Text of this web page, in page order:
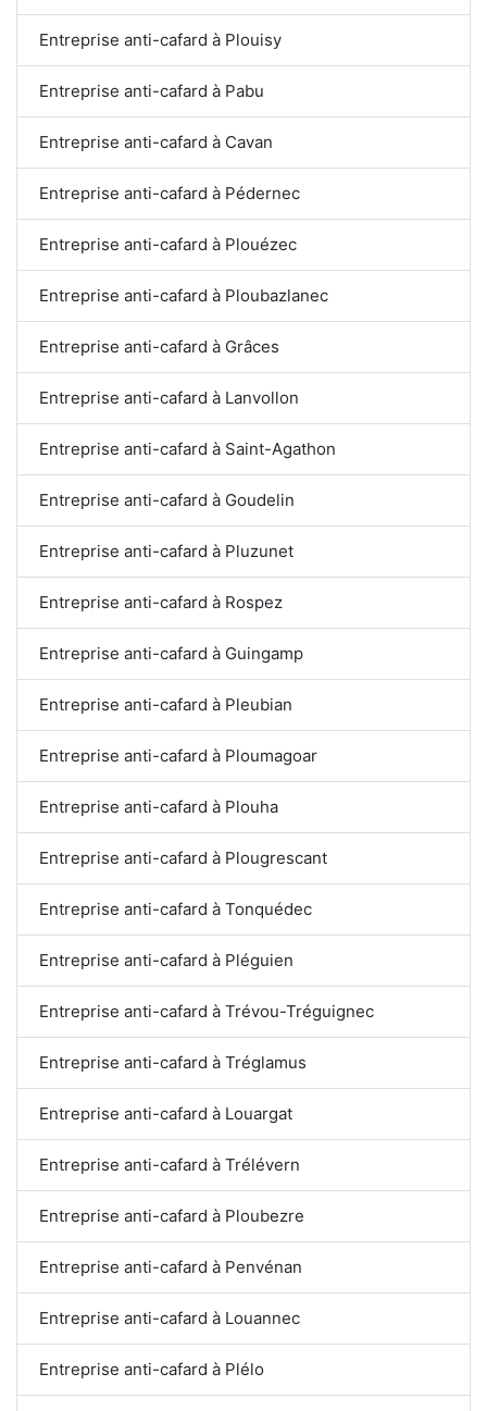
Entreprise anti-cafard à Plouisy
Entreprise anti-cafard à Pabu
Entreprise anti-cafard à Cavan
Entreprise anti-cafard à Pédernec
Entreprise anti-cafard à Plouézec
Entreprise anti-cafard à Ploubazlanec
Entreprise anti-cafard à Grâces
Entreprise anti-cafard à Lanvollon
Entreprise anti-cafard à Saint-Agathon
Entreprise anti-cafard à Goudelin
Entreprise anti-cafard à Pluzunet
Entreprise anti-cafard à Rospez
Entreprise anti-cafard à Guingamp
Entreprise anti-cafard à Pleubian
Entreprise anti-cafard à Ploumagoar
Entreprise anti-cafard à Plouha
Entreprise anti-cafard à Plougrescant
Entreprise anti-cafard à Tonquédec
Entreprise anti-cafard à Pléguien
Entreprise anti-cafard à Trévou-Tréguignec
Entreprise anti-cafard à Tréglamus
Entreprise anti-cafard à Louargat
Entreprise anti-cafard à Trélévern
Entreprise anti-cafard à Ploubezre
Entreprise anti-cafard à Penvénan
Entreprise anti-cafard à Louannec
Entreprise anti-cafard à Plélo